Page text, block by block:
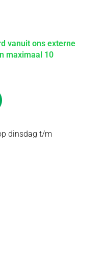
vanuit ons externe
maximaal 10
dinsdag t/m